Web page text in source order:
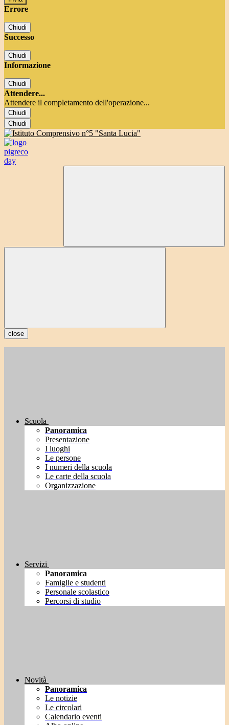
Errore
Chiudi
Successo
Chiudi
Informazione
Chiudi
Attendere...
Attendere il completamento dell'operazione...
Chiudi
Chiudi
close
Scuola
Panoramica
Presentazione
I luoghi
Le persone
I numeri della scuola
Le carte della scuola
Organizzazione
Servizi
Panoramica
Famiglie e studenti
Personale scolastico
Percorsi di studio
Novità
Panoramica
Le notizie
Le circolari
Calendario eventi